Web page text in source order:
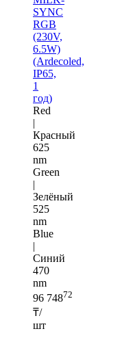
SYNC
RGB
(230V,
6.5W)
(Ardecoled,
IP65,
1
год)
Red
|
Красный
625
nm
Green
|
Зелёный
525
nm
Blue
|
Синий
470
nm
96 74872
₸/
шт